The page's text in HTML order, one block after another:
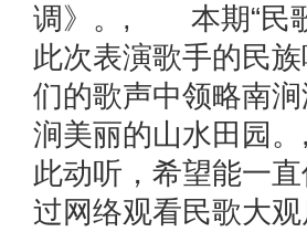
调》。, 本期“民歌
此次表演歌手的民
们的歌声中领略南
涧美丽的山水田园
此动听，希望能一
过网络观看民歌大